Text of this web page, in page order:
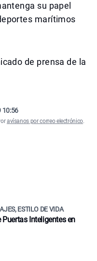
su papel
marítimos
de prensa de la
10:56
avísanos por correo electrónico.
ESTILO DE VIDA
Inteligentes en